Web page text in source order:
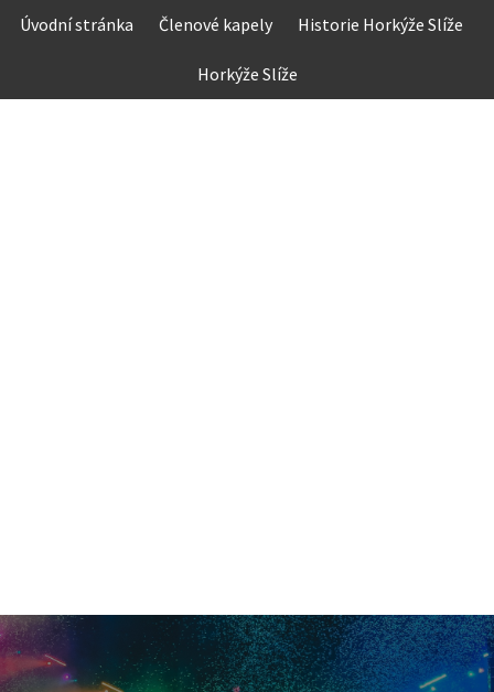
Skip
Úvodní stránka Členové kapely Historie Horkýže Slíže
Horkýže Slíže